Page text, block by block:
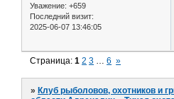
Уважение: +659
Последний визит:
2025-06-07 13:46:05
Страница:1 2 3 … 6 »
» Клуб рыболовов, охотников и